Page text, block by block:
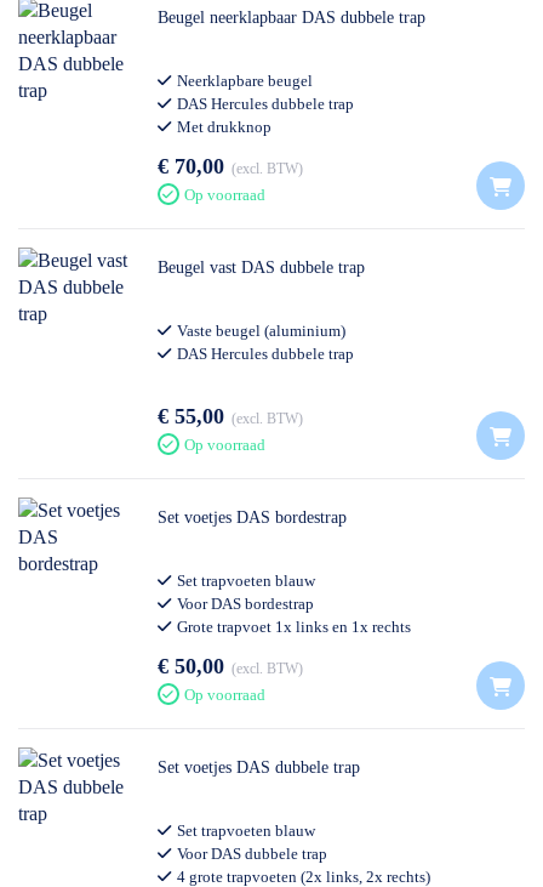
Beugel neerklapbaar DAS dubbele trap
Neerklapbare beugel
DAS Hercules dubbele trap
Met drukknop
€ 70,00 excl. BTW
Op voorraad
Beugel vast DAS dubbele trap
Vaste beugel (aluminium)
DAS Hercules dubbele trap
€ 55,00 excl. BTW
Op voorraad
Set voetjes DAS bordestrap
Set trapvoeten blauw
Voor DAS bordestrap
Grote trapvoet 1x links en 1x rechts
€ 50,00 excl. BTW
Op voorraad
Set voetjes DAS dubbele trap
Set trapvoeten blauw
Voor DAS dubbele trap
4 grote trapvoeten (2x links, 2x rechts)